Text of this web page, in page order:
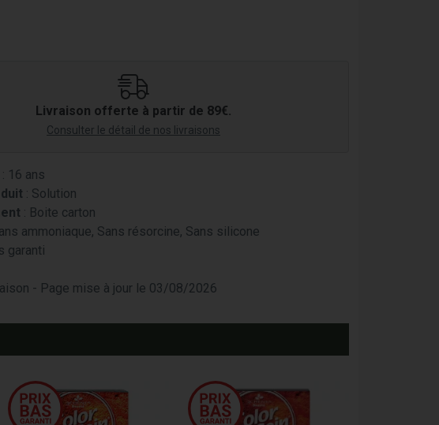
Livraison offerte à partir de 89€.
Consulter le détail de nos livraisons
: 16 ans
: Solution
: Boite carton
ammoniaque, Sans résorcine, Sans silicone
garanti
- Page mise à jour le 03/08/2026